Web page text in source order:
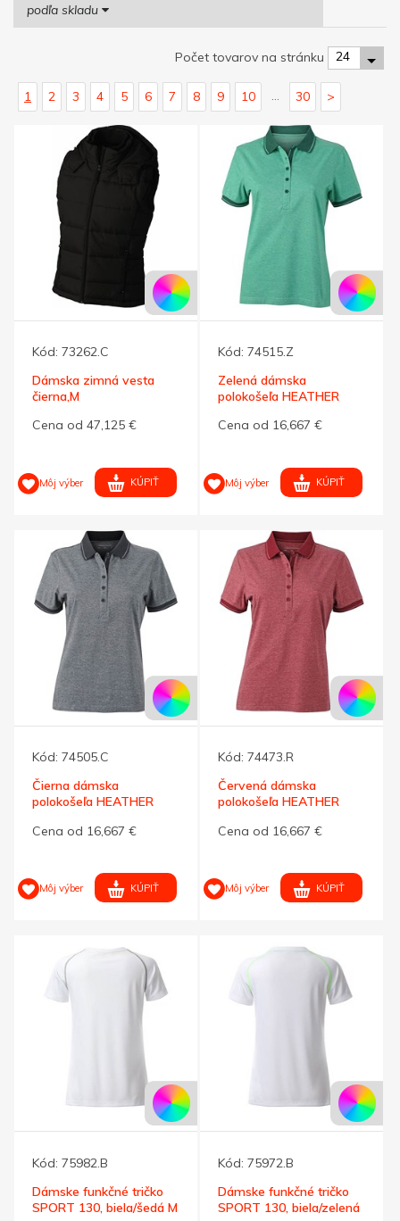
podľa skladu
Počet tovarov na stránku 24
1 2 3 4 5 6 7 8 9 10 30 >
Kód: 73262.C
Dámska zimná vesta
čierna,M
Cena od 47,125 €
Môj výber KÚPIŤ
Kód: 74515.Z
Zelená dámska
polokošeľa HEATHER
Cena od 16,667 €
Môj výber KÚPIŤ
Kód: 74505.C
Čierna dámska
polokošeľa HEATHER
Cena od 16,667 €
Môj výber KÚPIŤ
Kód: 74473.R
Červená dámska
polokošeľa HEATHER
Cena od 16,667 €
Môj výber KÚPIŤ
Kód: 75982.B
Dámske funkčné tričko
SPORT 130, biela/šedá M
Kód: 75972.B
Dámske funkčné tričko
SPORT 130, biela/zelená